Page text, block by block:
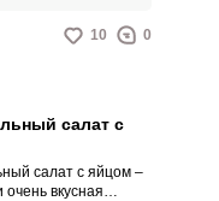
10 0
салат с
салат с яйцом –
очень вкусная